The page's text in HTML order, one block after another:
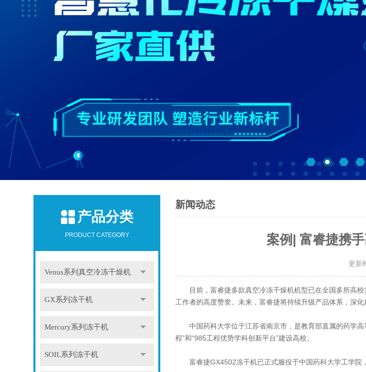
产品分类
PRODUCT CATEGORY
Venus系列真空冷冻干燥机
GX系列冻干机
Mercury系列冻干机
SOIL系列冻干机
新闻动态
案例| 富睿捷携
更新
目前，富睿捷多款真空冷冻干燥机机型已在全国多所高校
工作者的高度赞誉。未来，富睿捷将持续升级产品体系，深
中国药科大学位于江苏省南京市，是教育部直属的药学高
程”和“985工程优势学科创新平台”建设高校。
富睿捷GX4502冻干机已正式服役于中国药科大学工学院